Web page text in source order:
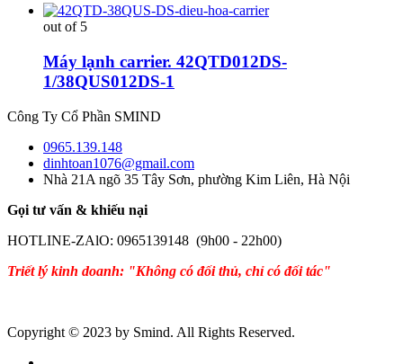
out of 5
Máy lạnh carrier. 42QTD012DS-
1/38QUS012DS-1
Công Ty Cổ Phần SMIND
0965.139.148
dinhtoan1076@gmail.com
Nhà 21A ngõ 35 Tây Sơn, phường Kim Liên, Hà Nội
Gọi tư vấn & khiếu nại
HOTLINE-ZAlO: 0965139148 (9h00 - 22h00)
Triết lý kinh doanh: "Không có đối thủ, chỉ có đối tác"
Copyright © 2023 by Smind. All Rights Reserved.